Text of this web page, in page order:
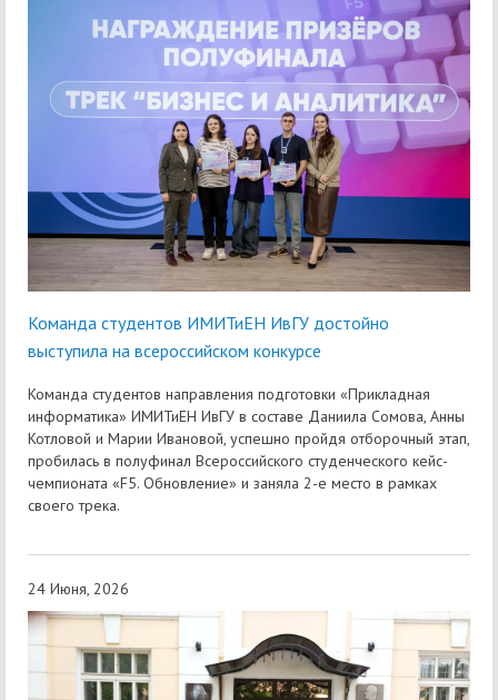
Команда студентов ИМИТиЕН ИвГУ достойно
выступила на всероссийском конкурсе
Команда студентов направления подготовки «Прикладная
информатика» ИМИТиЕН ИвГУ в составе Даниила Сомова, Анны
Котловой и Марии Ивановой, успешно пройдя отборочный этап,
пробилась в полуфинал Всероссийского студенческого кейс-
чемпионата «F5. Обновление» и заняла 2-е место в рамках
своего трека.
24 Июня, 2026